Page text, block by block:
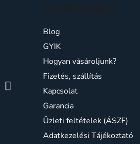
Blog
GYIK
Hogyan vásároljunk?
Fizetés, szállítás
Kapcsolat
Garancia
Üzleti feltételek (ÁSZF)
Adatkezelési Tájékoztató